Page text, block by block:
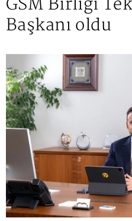
Başkanı oldu